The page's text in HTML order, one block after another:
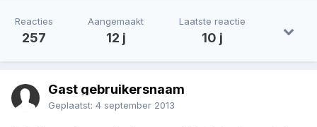
Reacties
257
Aangemaakt
12 j
Laatste reactie
10 j
Gast gebruikersnaam
Geplaatst: 4 september 2013